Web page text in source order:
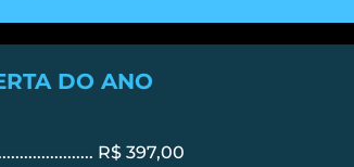
DO ANO
R$ 397,00